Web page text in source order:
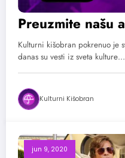
Preuzmite našu
Kulturni kišobran pokrenuo je
danas su vesti iz sveta kulture…
Kulturni Kišobran
jun 9, 2020